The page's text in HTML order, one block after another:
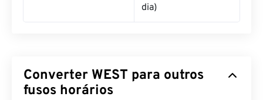
dia)
Converter WEST para outros
fusos horários